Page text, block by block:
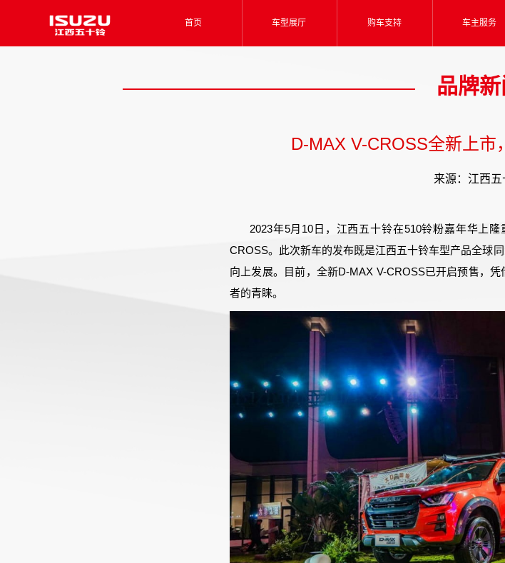
首页 车型展厅 购车支持 车主服务
品牌新
D-MAX V-CROSS全新上市
来源：江西五
2023年5月10日，江西五十铃在510铃粉嘉年华上
CROSS。此次新车的发布既是江西五十铃车型产品全球
向上发展。目前，全新D-MAX V-CROSS已开启预售，
者的青睐。